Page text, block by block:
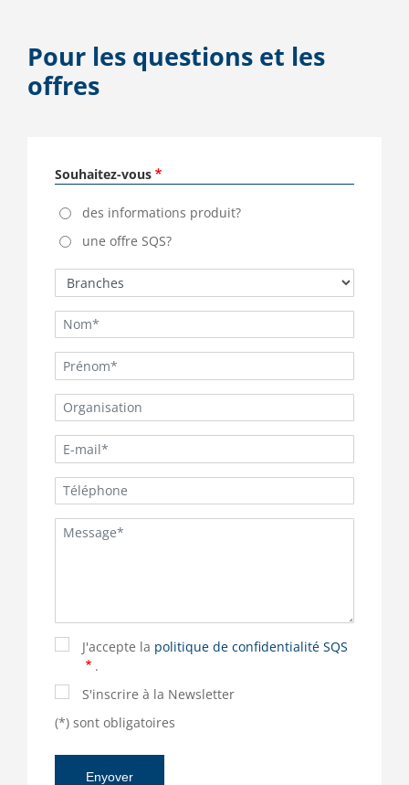
Pour les questions et les
offres
Souhaitez-vous
des informations produit?
une offre SQS?
J'accepte la politique de confidentialité SQS
.
S'inscrire à la Newsletter
(*) sont obligatoires